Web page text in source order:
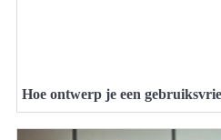
Hoe ontwerp je een